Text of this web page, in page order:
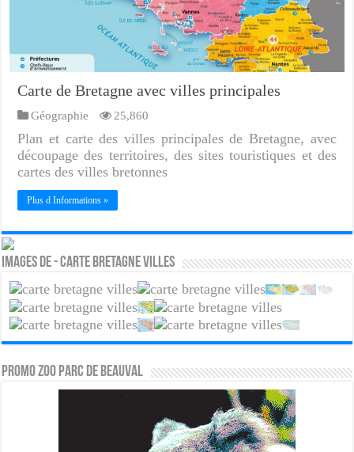
Carte de Bretagne avec villes principales
Géographie 25,860
Plan et carte des villes principales de Bretagne, avec
découpage des territoires, des sites touristiques et des
cartes des villes bretonnes
Plus d Informations »
Images de - Carte Bretagne villes
PROMO ZOO PARC DE BEAUVAL